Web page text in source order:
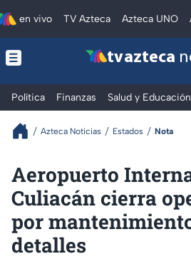
en vivo TV Azteca Azteca UNO
tv azteca
Política Finanzas Salud y Educación
Azteca Noticias Estados Nota
Aeropuerto
Culiacán cierra
por
detalles